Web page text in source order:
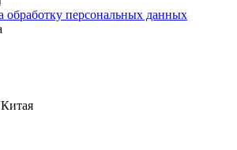
обработку персональных данных